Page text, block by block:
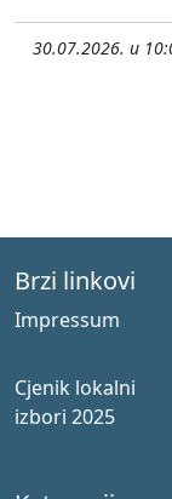
30.07.2026. u
Brzi linkovi
Impressum
Cjenik lokalni
izbori 2025